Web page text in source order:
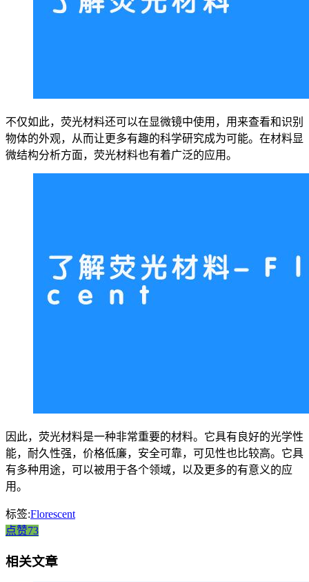
不仅如此，荧光材料还可以在显微镜中使用，用来查看和识别
物体的外观，从而让更多有趣的科学研究成为可能。在材料显
微结构分析方面，荧光材料也有着广泛的应用。
因此，荧光材料是一种非常重要的材料。它具有良好的光学性
能，耐久性强，价格低廉，安全可靠，可见性也比较高。它具
有多种用途，可以被用于各个领域，以及更多的有意义的应
用。
标签:Florescent
点赞73
相关文章